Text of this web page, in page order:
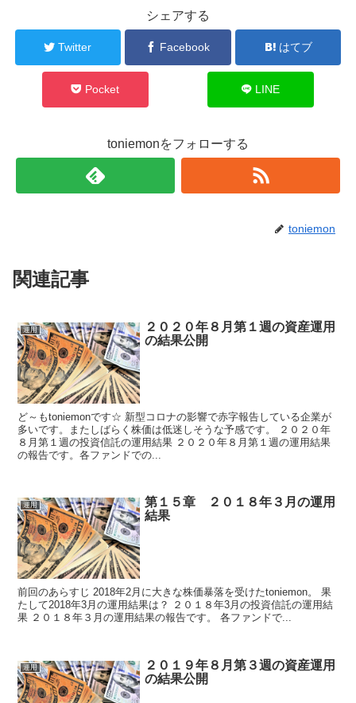
シェアする
Twitter Facebook はてブ
Pocket LINE
toniemonをフォローする
toniemon
関連記事
運用
２０２０年８月第１週の資産運用
の結果公開
ど～もtoniemonです☆ 新型コロナの影響で赤字報告している企業が
多いです。またしばらく株価は低迷しそうな予感です。 ２０２０年
８月第１週の投資信託の運用結果 ２０２０年８月第１週の運用結果
の報告です。各ファンドでの...
運用
第１５章 ２０１８年３月の運用
結果
前回のあらすじ 2018年2月に大きな株価暴落を受けたtoniemon。 果
たして2018年3月の運用結果は？ ２０１８年3月の投資信託の運用結
果 ２０１８年３月の運用結果の報告です。 各ファンドで...
運用
２０１９年８月第３週の資産運用
の結果公開